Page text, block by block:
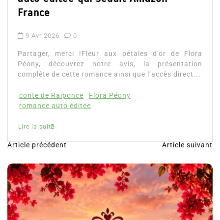
0
merci !Fleur aux pétales d’or de Flora
notre avis, la présentation
de cette romance ainsi que l’accès direct...
Raiponce
Flora Péony
auto éditée
N
a
v
i
g
Article précédent Article suivant